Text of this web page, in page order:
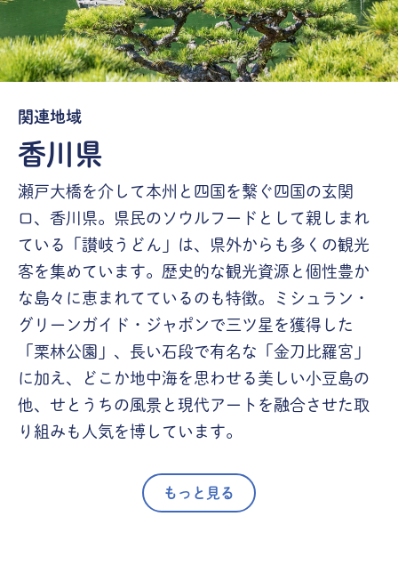
関連地域
香川県
瀬戸大橋を介して本州と四国を繋ぐ四国の玄関
口、香川県。県民のソウルフードとして親しまれ
ている「讃岐うどん」は、県外からも多くの観光
客を集めています。歴史的な観光資源と個性豊か
な島々に恵まれてているのも特徴。ミシュラン・
グリーンガイド・ジャポンで三ツ星を獲得した
「栗林公園」、長い石段で有名な「金刀比羅宮」
に加え、どこか地中海を思わせる美しい小豆島の
他、せとうちの風景と現代アートを融合させた取
り組みも人気を博しています。
もっと見る